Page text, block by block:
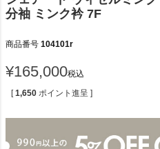
分袖 ミンク衿 7F
商品番号 104101r
¥165,000税込
[ 1,650 ポイント進呈 ]